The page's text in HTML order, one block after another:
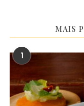
MAIS
1